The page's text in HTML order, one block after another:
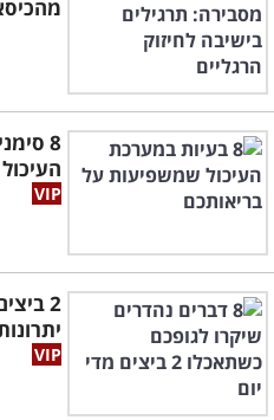
הנוצרת במהלך החיים ובה
הימנעות מחשיפה לגלוטן
צליאק (דגנת) שהיא מחלה
8